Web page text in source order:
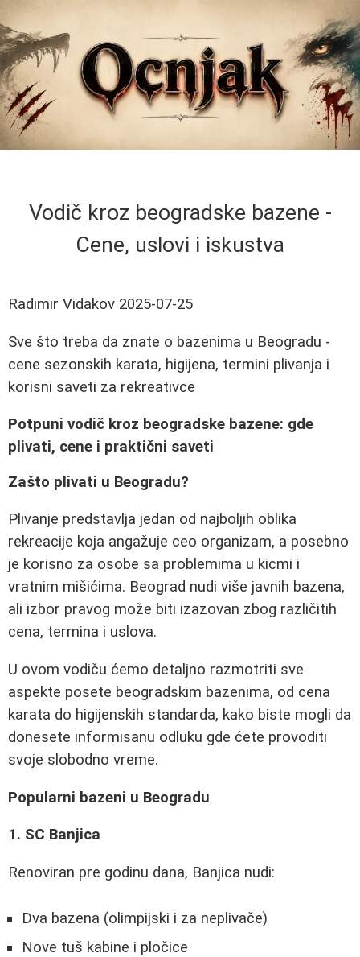
Vodič kroz beogradske bazene -
Cene, uslovi i iskustva
Radimir Vidakov 2025-07-25
Sve što treba da znate o bazenima u Beogradu -
cene sezonskih karata, higijena, termini plivanja i
korisni saveti za rekreativce
Potpuni vodič kroz beogradske bazene: gde
plivati, cene i praktični saveti
Zašto plivati u Beogradu?
Plivanje predstavlja jedan od najboljih oblika
rekreacije koja angažuje ceo organizam, a posebno
je korisno za osobe sa problemima u kicmi i
vratnim mišićima. Beograd nudi više javnih bazena,
ali izbor pravog može biti izazovan zbog različitih
cena, termina i uslova.
U ovom vodiču ćemo detaljno razmotriti sve
aspekte posete beogradskim bazenima, od cena
karata do higijenskih standarda, kako biste mogli da
donesete informisanu odluku gde ćete provoditi
svoje slobodno vreme.
Popularni bazeni u Beogradu
1. SC Banjica
Renoviran pre godinu dana, Banjica nudi:
Dva bazena (olimpijski i za neplivače)
Nove tuš kabine i pločice